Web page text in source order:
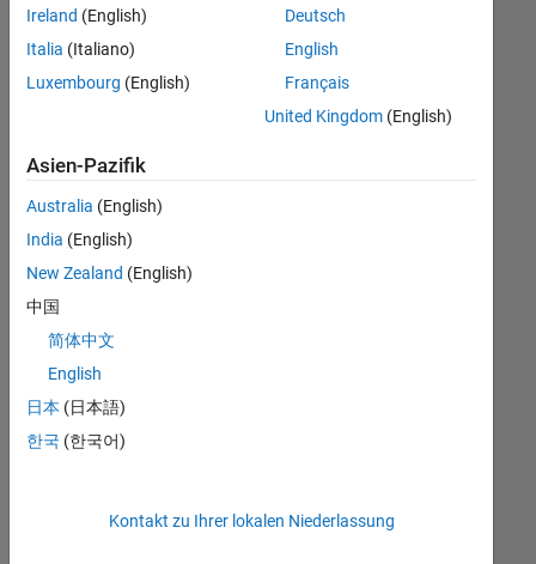
oder
alle
Stellenangebote
anzeigen .
noch
keine
offenen
Stellen
können,
die
Ihren
entsprechen,
werden
unseres
Ireland (English)
Italia (Italiano)
Luxembourg (English)
Deutsch
English
Français
United Kingdom(English)
Asien-Pazifik
Australia (English)
India (English)
New Zealand (English)
中国
简体中文
English
日本 (日本語)
한국 (한국어)
Kontakt zu Ihrer lokalen Niederlassung